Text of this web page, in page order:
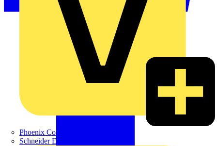
Phoenix Contact
Schneider Electric